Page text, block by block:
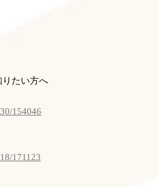
たい方へ
154046
171123